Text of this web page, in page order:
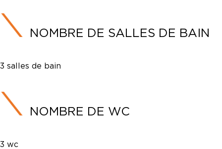
NOMBRE DE SALLES DE BAIN
3 salles de bain
NOMBRE DE WC
3 wc